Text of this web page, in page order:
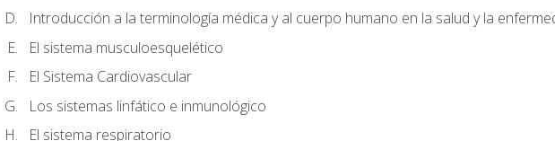
Introducción a la terminología médica y al cuerpo humano en la salud y la
El sistema musculoesquelético
El Sistema Cardiovascular
Los sistemas linfático e inmunológico
El sistema respiratorio